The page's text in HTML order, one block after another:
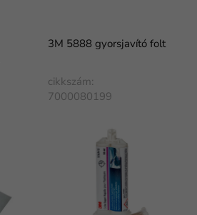
3M 5888 gyorsjavító folt
cikkszám:
7000080199